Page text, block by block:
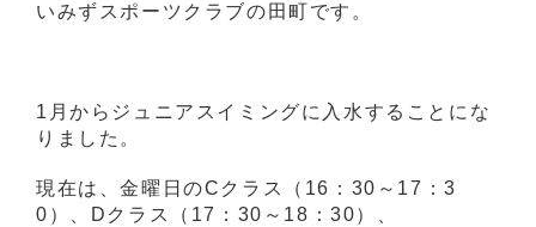
いみずスポーツクラブの田町です。
1月からジュニアスイミングに入水することにな
りました。
現在は、金曜日のCクラス（16：30～17：3
0）、Dクラス（17：30～18：30）、